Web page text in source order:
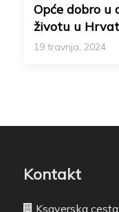
Opće dobro u
životu u
19 travnja, 2024
Kontakt
Ksaverska